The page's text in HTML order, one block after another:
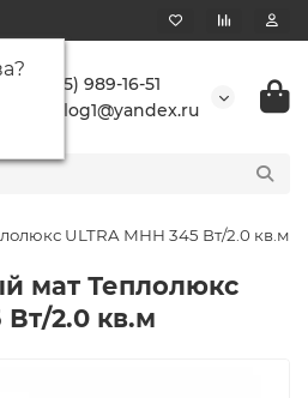
?
+7 (495) 989-16-51
buranlog1@yandex.ru
ULTRA МНН 345 Вт/2.0 кв.м
мат Теплолюкс
2.0 кв.м